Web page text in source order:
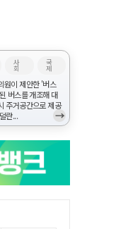
사
회
국
제
원이 제안한 '버스
버스를 개조해 대
주거공간으로 제공
란...
→